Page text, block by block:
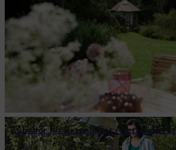
Zubehör für Rasenlüfter / Vertikutierer